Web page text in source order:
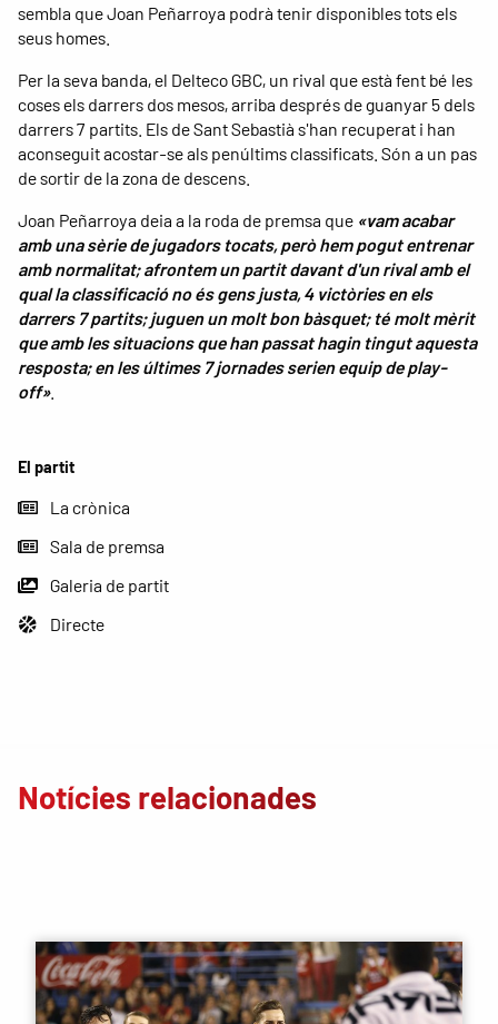
El partit
La crònica
Sala de premsa
Galeria de partit
Directe
sembla que Joan Peñarroya podrà tenir disponibles tots els
seus homes.
Per la seva banda, el Delteco GBC, un rival que està fent bé les
coses els darrers dos mesos, arriba després de guanyar 5 dels
darrers 7 partits. Els de Sant Sebastià s'han recuperat i han
aconseguit acostar-se als penúltims classificats. Són a un pas
de sortir de la zona de descens.
Joan Peñarroya deia a la roda de premsa que «vam acabar
amb una sèrie de jugadors tocats, però hem pogut entrenar
amb normalitat; afrontem un partit davant d'un rival amb el
qual la classificació no és gens justa, 4 victòries en els
darrers 7 partits; juguen un molt bon bàsquet; té molt mèrit
que amb les situacions que han passat hagin tingut aquesta
resposta; en les últimes 7 jornades serien equip de play-
off».
Notícies relacionades